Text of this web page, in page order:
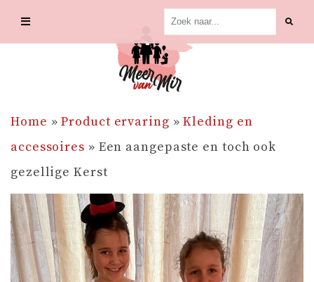
Home »Product ervaring »Kleding en
accessoires » Een aangepaste en toch ook
gezellige Kerst